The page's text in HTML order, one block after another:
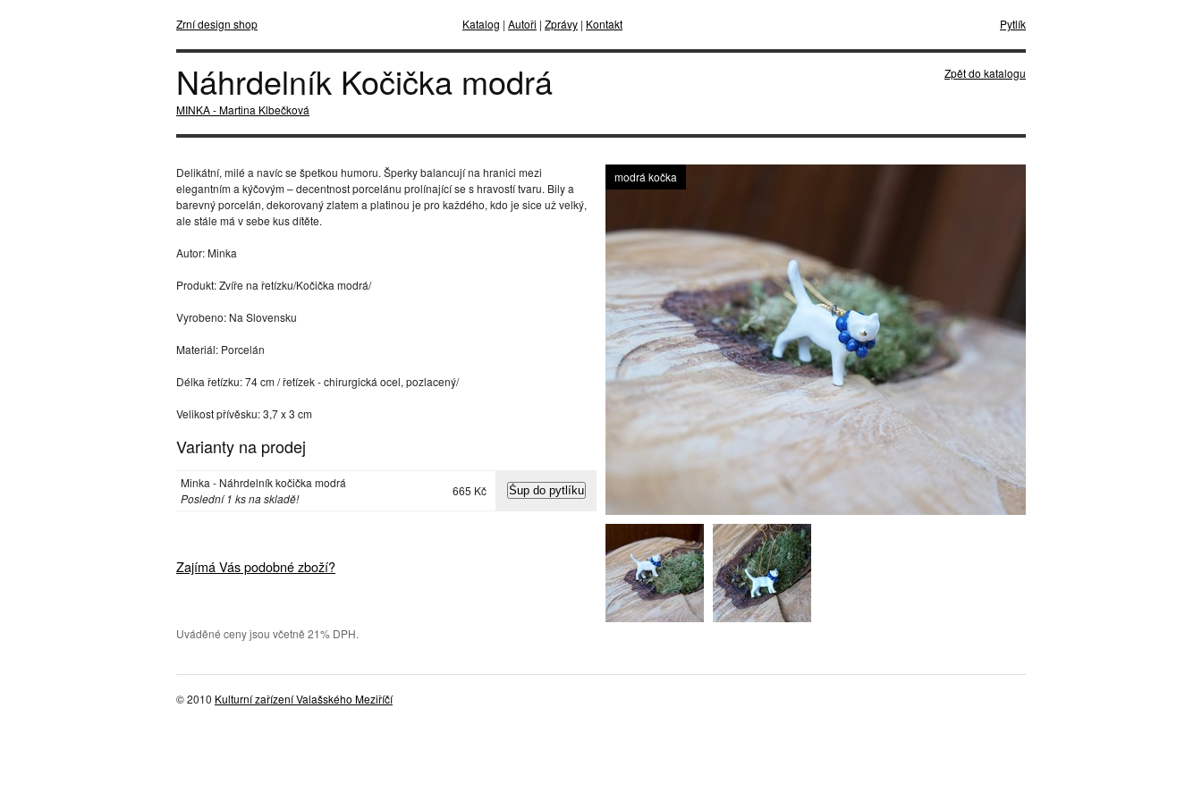
Zrní design shop Katalog | Autoři | Zprávy | Kontakt Pytlík
Náhrdelník Kočička modrá
MINKA - Martina Klbečková
Zpět do katalogu
Delikátní, milé a navíc se špetkou humoru. Šperky balancují na hranici mezi
elegantním a kýčovým – decentnost porcelánu prolínající se s hravostí tvaru. Bily a
barevný porcelán, dekorovaný zlatem a platinou je pro každého, kdo je sice už velký,
ale stále má v sebe kus dítěte.
Autor: Minka
Produkt: Zvíře na řetízku/Kočička modrá/
Vyrobeno: Na Slovensku
Materiál: Porcelán
Délka řetízku: 74 cm / řetízek - chirurgická ocel, pozlacený/
Velikost přívěsku: 3,7 x 3 cm
Varianty na prodej
Minka - Náhrdelník kočička modrá
Poslední 1 ks na skladě!
665 Kč
Zajímá Vás podobné zboží?
modrá kočka
Uváděné ceny jsou včetně 21% DPH.
© 2010 Kulturní zařízení Valašského Meziříčí